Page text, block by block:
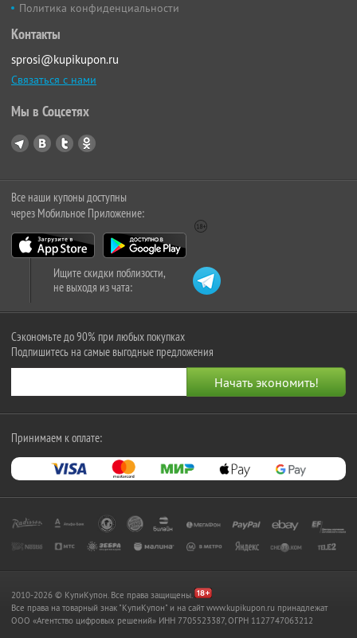
Политика конфиденциальности
Контакты
sprosi@kupikupon.ru
Связаться с нами
Мы в Соцсетях
Все наши купоны доступны
через Мобильное Приложение:
Ищите скидки поблизости,
не выходя из чата:
Сэкономьте до 90% при любых покупках
Подпишитесь на самые выгодные предложения
Принимаем к оплате:
2010-2026 © КупиКупон. Все права защищены.
Все права на товарный знак "КупиКупон" и на сайт www.kupikupon.ru принадлежат
OOO «Агентство цифровых решений» ИНН 7705523387, ОГРН 1127747063212